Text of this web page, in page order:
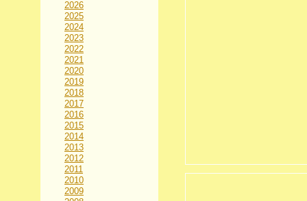
2026
2025
2024
2023
2022
2021
2020
2019
2018
2017
2016
2015
2014
2013
2012
2011
2010
2009